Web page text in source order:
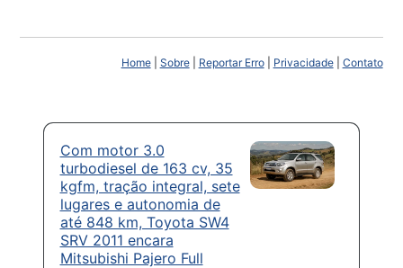
Home| Sobre| Reportar Erro| Privacidade| Contato
Com motor 3.0
turbodiesel de 163 cv, 35
kgfm, tração integral, sete
lugares e autonomia de
até 848 km, Toyota SW4
SRV 2011 encara
Mitsubishi Pajero Full